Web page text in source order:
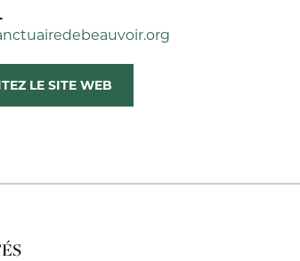
LE SITE WEB